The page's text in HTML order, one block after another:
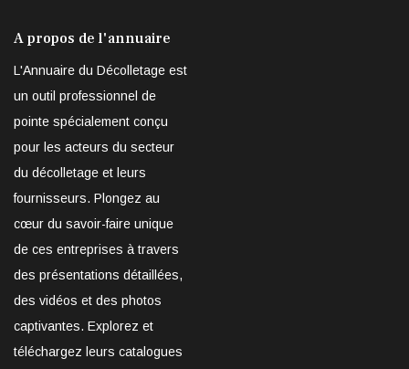
A propos de l'annuaire
L'Annuaire du Décolletage est
un outil professionnel de
pointe spécialement conçu
pour les acteurs du secteur
du décolletage et leurs
fournisseurs. Plongez au
cœur du savoir-faire unique
de ces entreprises à travers
des présentations détaillées,
des vidéos et des photos
captivantes. Explorez et
téléchargez leurs catalogues